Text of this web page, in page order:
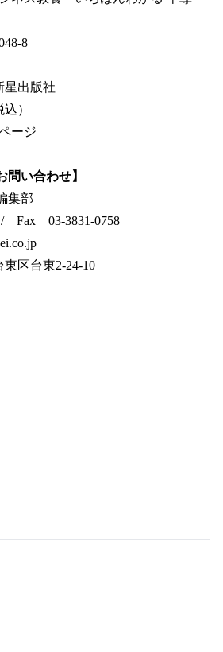
8
星出版社
）
ージ
問い合わせ】
集部
Fax 03-3831-0758
区台東2-24-10